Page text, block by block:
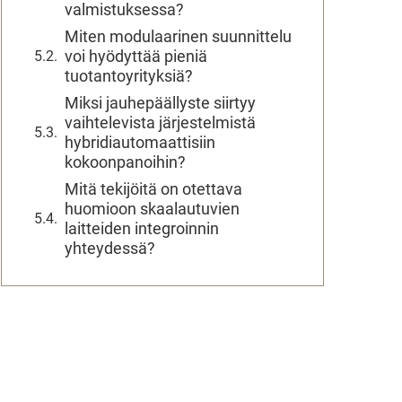
valmistuksessa?
Miten modulaarinen suunnittelu
voi hyödyttää pieniä
tuotantoyrityksiä?
Miksi jauhepäällyste siirtyy
vaihtelevista järjestelmistä
hybridiautomaattisiin
kokoonpanoihin?
Mitä tekijöitä on otettava
huomioon skaalautuvien
laitteiden integroinnin
yhteydessä?